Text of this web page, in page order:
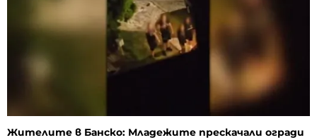
Жителите в Банско: Младежите прескачали огради